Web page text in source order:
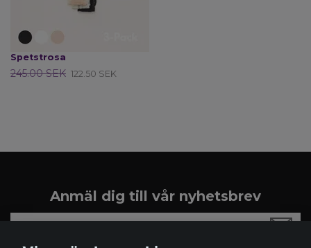
Spetstrosa
245.00 SEK 122.50 SEK
Anmäl dig till vår nyhetsbrev